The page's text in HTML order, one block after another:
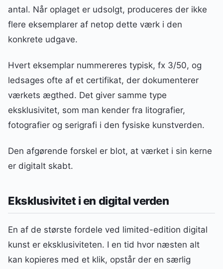
antal. Når oplaget er udsolgt, produceres der ikke
flere eksemplarer af netop dette værk i den
konkrete udgave.
Hvert eksemplar nummereres typisk, fx 3/50, og
ledsages ofte af et certifikat, der dokumenterer
værkets ægthed. Det giver samme type
eksklusivitet, som man kender fra litografier,
fotografier og serigrafi i den fysiske kunstverden.
Den afgørende forskel er blot, at værket i sin kerne
er digitalt skabt.
Eksklusivitet i en digital verden
En af de største fordele ved limited-edition digital
kunst er eksklusiviteten. I en tid hvor næsten alt
kan kopieres med et klik, opstår der en særlig